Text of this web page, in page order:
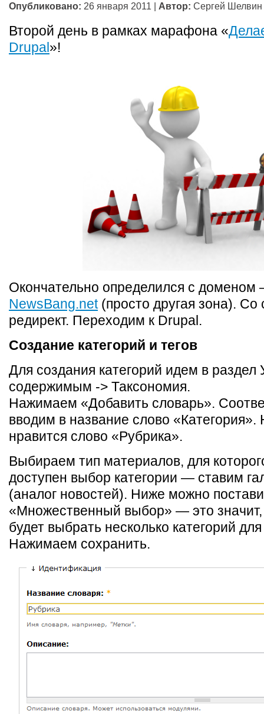
Опубликовано: 26 января 2011 | Автор: Сергей Шелвин
Второй день в рамках марафона «
Drupal»!
Окончательно определился с доменом
NewsBang.net(просто другая зона). Со
редирект. Переходим к Drupal.
Создание категорий и тегов
Для создания категорий идем в раздел
содержимым -> Таксономия.
Нажимаем «Добавить словарь».
вводим в название слово
нравится слово «Рубрика».
Выбираем тип материалов, для
доступен выбор категории — ставим
(аналог новостей). Ниже можно
«Множественный выбор» — это
будет выбрать несколько категорий
Нажимаем сохранить.